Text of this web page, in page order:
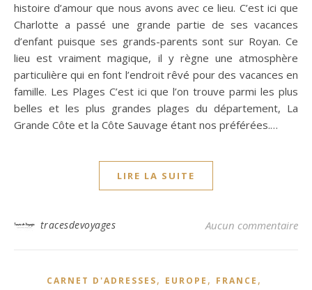
histoire d’amour que nous avons avec ce lieu. C’est ici que
Charlotte a passé une grande partie de ses vacances
d’enfant puisque ses grands-parents sont sur Royan. Ce
lieu est vraiment magique, il y règne une atmosphère
particulière qui en font l’endroit rêvé pour des vacances en
famille. Les Plages C’est ici que l’on trouve parmi les plus
belles et les plus grandes plages du département, La
Grande Côte et la Côte Sauvage étant nos préférées.…
LIRE LA SUITE
tracesdevoyages Aucun commentaire
CARNET D'ADRESSES, EUROPE , FRANCE ,